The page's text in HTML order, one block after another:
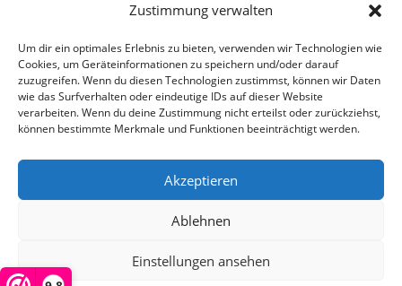
Zustimmung verwalten
Um dir ein optimales Erlebnis zu bieten, verwenden wir Technologien wie
Cookies, um Geräteinformationen zu speichern und/oder darauf
zuzugreifen. Wenn du diesen Technologien zustimmst, können wir Daten
wie das Surfverhalten oder eindeutige IDs auf dieser Website
verarbeiten. Wenn du deine Zustimmung nicht erteilst oder zurückziehst,
können bestimmte Merkmale und Funktionen beeinträchtigt werden.
Akzeptieren
Ablehnen
Einstellungen ansehen
email: info@thetweedshop.de
Kvk Nummer: 88959732
MWSnr: NL864836247B01
© THEMEISLE, ALL RIGHTS RESERVED